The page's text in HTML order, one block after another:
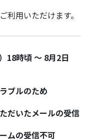
用いただけます。
18時頃 ～ 8月2日
ブルのため
だいたメールの受信
受信不可